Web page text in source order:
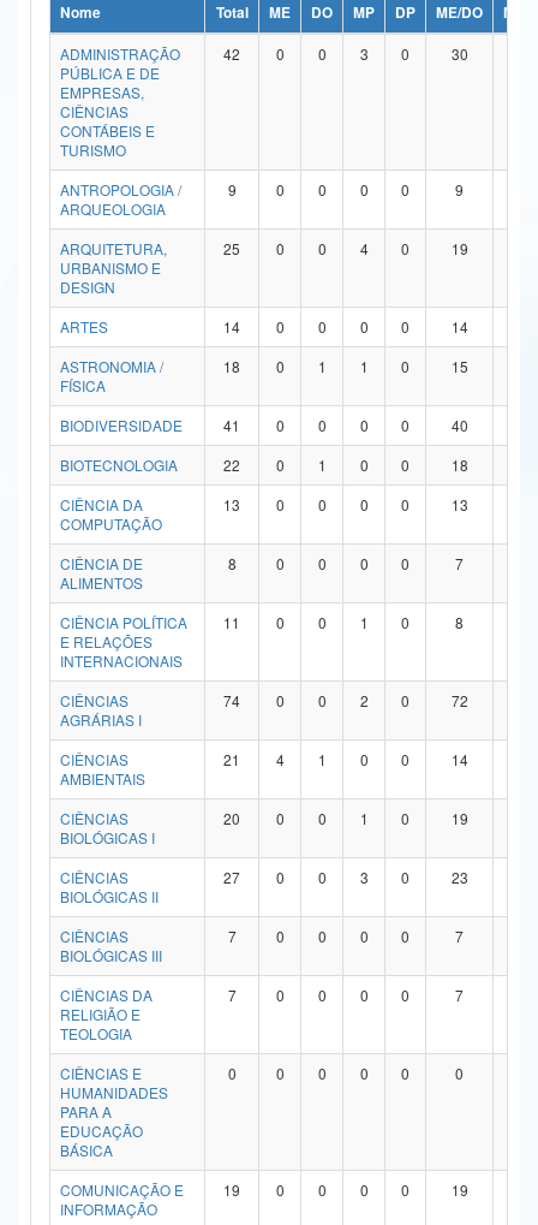
Ministério da Ciência, Tecnologia, Inovações e Comunicações
Ministério do Meio Ambiente
Ministério do Turismo
Ministério do Desenvolvimento Regional
Controladoria-Geral da União
Ministério da Mulher, da Família e dos Direitos Humanos
Secretaria de Governo
Advocacia-Geral da União
Banco Central do Brasil
Nome Total ME DO MP DP ME/DO
MP/
ADMINISTRAÇÃO
PÚBLICA E DE
EMPRESAS,
CIÊNCIAS
CONTÁBEIS E
TURISMO
42 0 0 3 0 30
ANTROPOLOGIA /
ARQUEOLOGIA
9 0 0 0 0 9
ARQUITETURA,
URBANISMO E
DESIGN
25 0 0 4 0 19
ARTES 14 0 0 0 0 14
ASTRONOMIA /
FÍSICA
18 0 1 1 0 15
BIODIVERSIDADE 41 0 0 0 0 40
BIOTECNOLOGIA
22 0 1 0 0 18
CIÊNCIA DA
COMPUTAÇÃO
13 0 0 0 0 13
CIÊNCIA DE
ALIMENTOS
8 0 0 0 0 7
CIÊNCIA POLÍTICA
E RELAÇÕES
INTERNACIONAIS
11 0 0 1 0 8
CIÊNCIAS
AGRÁRIAS I
74 0 0 2 0 72
CIÊNCIAS
AMBIENTAIS
21 4 1 0 0 14
CIÊNCIAS
BIOLÓGICAS I
20 0 0 1 0 19
CIÊNCIAS
BIOLÓGICAS II
27 0 0 3 0 23
CIÊNCIAS
BIOLÓGICAS III
7 0 0 0 0 7
CIÊNCIAS DA
RELIGIÃO E
TEOLOGIA
7 0 0 0 0 7
CIÊNCIAS E
HUMANIDADES
PARA A
EDUCAÇÃO
BÁSICA
0 0 0 0 0 0
COMUNICAÇÃO E
INFORMAÇÃO
19 0 0 0 0 19